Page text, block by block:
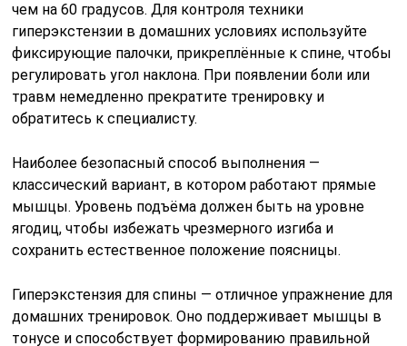
чем на 60 градусов. Для контроля техники
гиперэкстензии в домашних условиях используйте
фиксирующие палочки, прикреплённые к спине, чтобы
регулировать угол наклона. При появлении боли или
травм немедленно прекратите тренировку и
обратитесь к специалисту.
Наиболее безопасный способ выполнения —
классический вариант, в котором работают прямые
мышцы. Уровень подъёма должен быть на уровне
ягодиц, чтобы избежать чрезмерного изгиба и
сохранить естественное положение поясницы.
Гиперэкстензия для спины — отличное упражнение для
домашних тренировок. Оно поддерживает мышцы в
тонусе и способствует формированию правильной